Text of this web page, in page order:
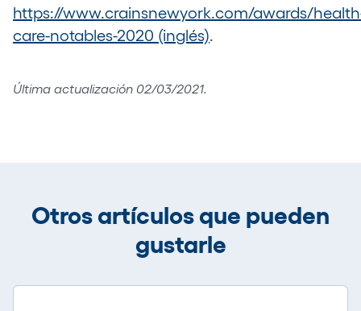
https://www.crainsnewyork.com/awards/
care-notables-2020 (inglés).
Última actualización 02/03/2021.
Otros artículos que pueden
gustarle